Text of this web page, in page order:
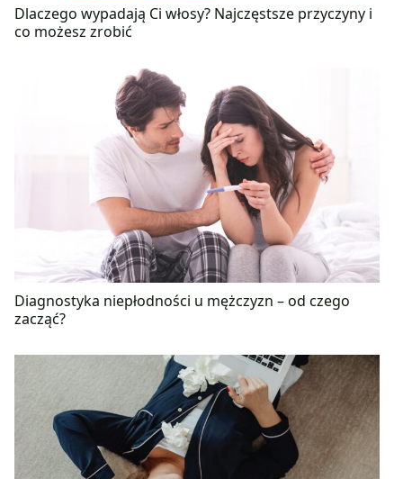
Dlaczego wypadają Ci włosy? Najczęstsze przyczyny i
co możesz zrobić
Diagnostyka niepłodności u mężczyzn – od czego
zacząć?